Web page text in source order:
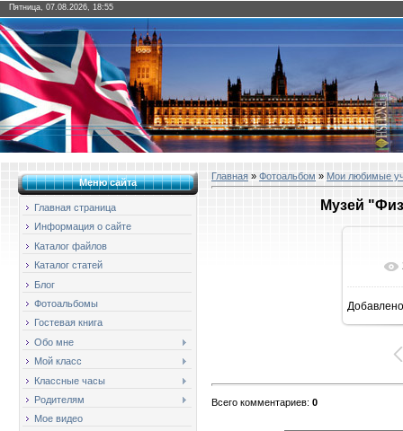
Пятница, 07.08.2026, 18:55
Меню сайта
Главная страница
Информация о сайте
Каталог файлов
Каталог статей
Блог
Фотоальбомы
Гостевая книга
Обо мне
Мой класс
Классные часы
Родителям
Мое видео
Главная » Фотоальбом » Мои любимые
Музей
Добавлено
Всего комментариев: 0